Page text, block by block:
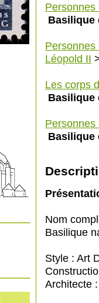
Personnes
Basilique
Personnes
Léopold II
Les corps
Basilique
Personnes
Basilique
Nom
Basilique
Style : Art
Architecte